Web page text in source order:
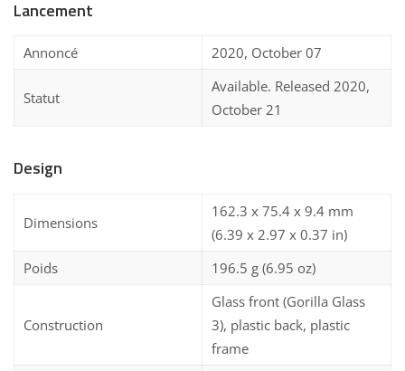
Lancement
Annoncé 2020, October 07
Statut
Available. Released 2020,
October 21
Design
Dimensions
162.3 x 75.4 x 9.4 mm
(6.39 x 2.97 x 0.37 in)
Poids
196.5 g (6.95 oz)
Construction
Glass front (Gorilla Glass
3), plastic back, plastic
frame